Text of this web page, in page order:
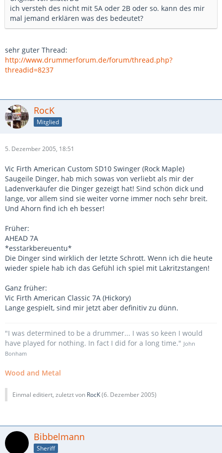
ich versteh des nicht mit 5A oder 2B oder so. kann des mir
mal jemand erklären was des bedeutet?
sehr guter Thread:
http://www.drummerforum.de/forum/thread.php?
threadid=8237
RocK
Mitglied
5. Dezember 2005, 18:51
Vic Firth American Custom SD10 Swinger (Rock Maple)
Saugeile Dinger, hab mich sowas von verliebt als mir der
Ladenverkäufer die Dinger gezeigt hat! Sind schön dick und
lange, vor allem sind sie weiter vorne immer noch sehr breit.
Und Ahorn find ich eh besser!
Früher:
AHEAD 7A
*esstarkbereuentu*
Die Dinger sind wirklich der letzte Schrott. Wenn ich die heute
wieder spiele hab ich das Gefühl ich spiel mit Lakritzstangen!
Ganz früher:
Vic Firth American Classic 7A (Hickory)
Lange gespielt, sind mir jetzt aber definitiv zu dünn.
"I was determined to be a drummer... I was so keen I would
have played for nothing. In fact I did for a long time." John
Bonham
Wood and Metal
Einmal editiert, zuletzt von RocK(6. Dezember 2005)
Bibbelmann
Sheriff